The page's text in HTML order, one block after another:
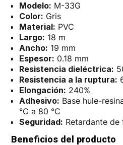
Modelo: M-33G
Color: Gris
Material: PVC
Largo: 18 m
Ancho: 19 mm
Espesor: 0.18 mm
Resistencia dieléctrica:
Resistencia a la ruptura:
Elongación: 240%
Adhesivo: Base hule-
°C a 80 °C
Seguridad: Retardante de
Beneficios del producto